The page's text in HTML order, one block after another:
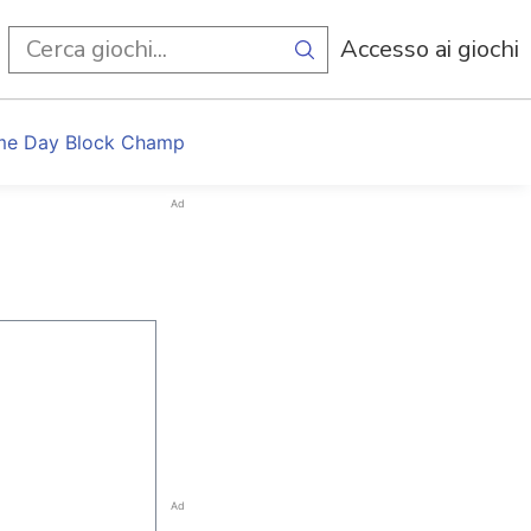
Accesso ai giochi
Day Block Champ
Ad
Ad